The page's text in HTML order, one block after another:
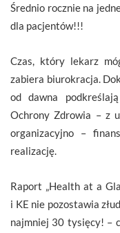
Średnio rocznie na
dla pacjentów!!!
Czas, który lekarz
zabiera biurokracja.
od dawna
Ochrony Zdrowia – z
organizacyjno –
realizację.
Raport „Health at a
i KE nie pozostawia
najmniej 30 tysięcy! –